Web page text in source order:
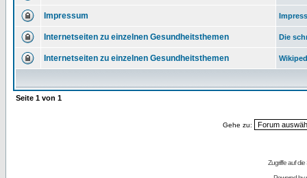
Impressum
Internetseiten zu einzelnen Gesundheitsthemen Die
Internetseiten zu einzelnen Gesundheitsthemen
Seite 1 von 1
Gehe zu:
Zugriffe auf